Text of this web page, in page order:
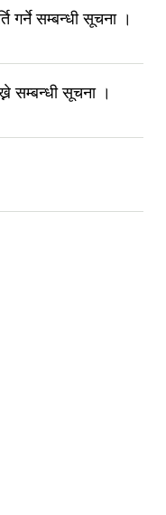
गर्ने सम्बन्धी सूचना ।
सम्बन्धी सूचना ।